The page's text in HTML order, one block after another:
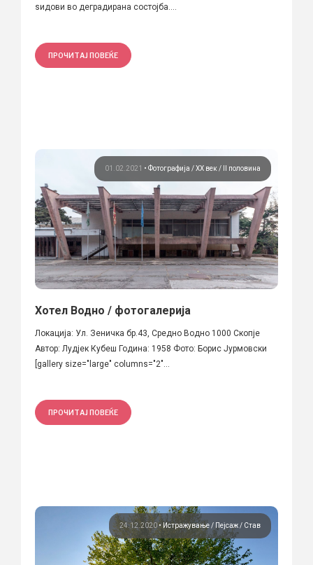
ѕидови во деградирана состојба....
ПРОЧИТАЈ ПОВЕЌЕ
01.02.2021 • Фотографија ХХ век / II половина
Хотел Водно / фотогалерија
Локација: Ул. Зеничка бр.43, Средно Водно 1000 Скопје
Автор: Лудјек Кубеш Година: 1958 Фото: Борис Јурмовски
[gallery size="large" columns="2"...
ПРОЧИТАЈ ПОВЕЌЕ
24.12.2020•Истражување Пејсаж Став